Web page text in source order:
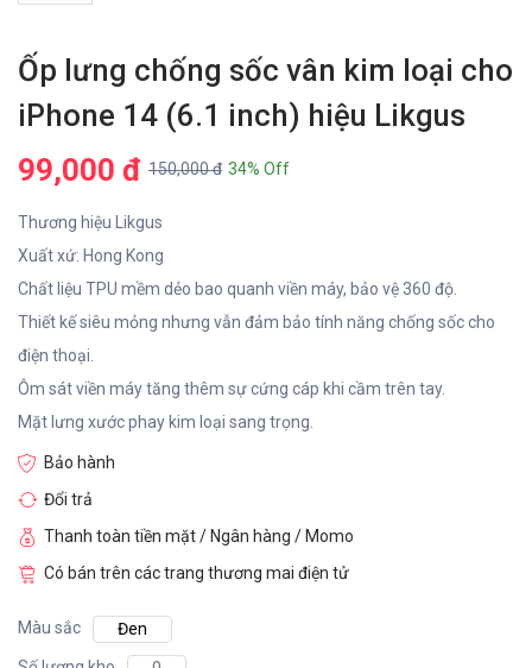
Ốp lưng chống sốc vân kim loại cho
iPhone 14 (6.1 inch) hiệu Likgus
99,000 đ 150,000 đ 34% Off
Thương hiệu Likgus
Xuất xứ: Hong Kong
Chất liệu TPU mềm dẻo bao quanh viền máy, bảo vệ 360 độ.
Thiết kế siêu mỏng nhưng vẫn đảm bảo tính năng chống sốc cho
điện thoại.
Ôm sát viền máy tăng thêm sự cứng cáp khi cầm trên tay.
Mặt lưng xước phay kim loại sang trọng.
Bảo hành
Đổi trả
Thanh toàn tiền mặt / Ngân hàng / Momo
Có bán trên các trang thương mai điện tử
Màu sắc
Đen